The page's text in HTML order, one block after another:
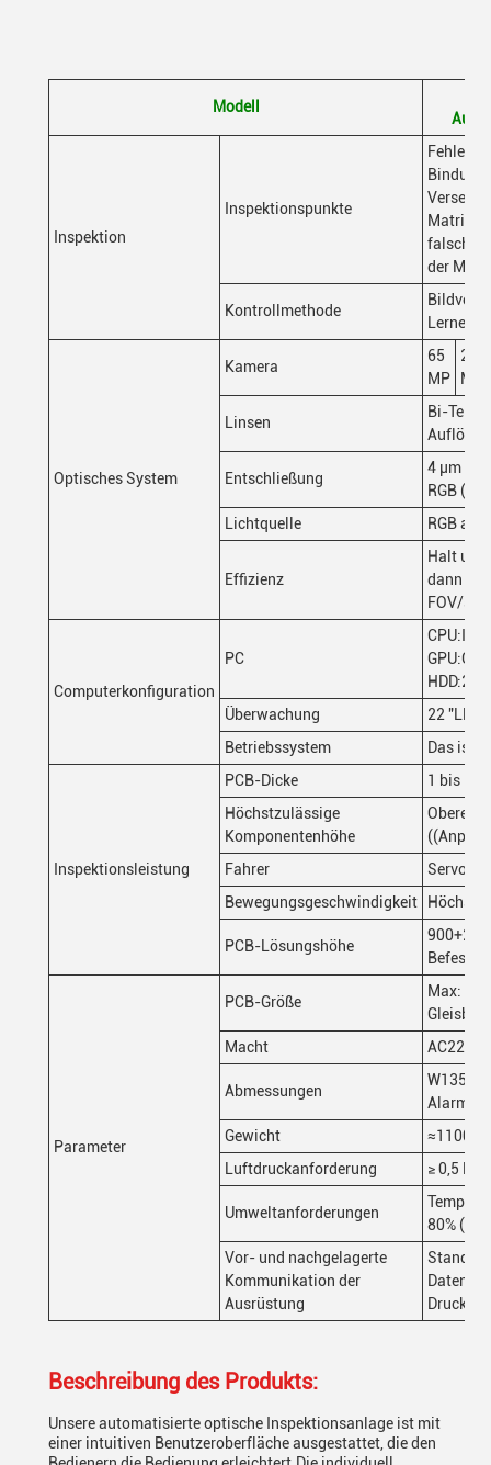
Modell
Inspektion
Inspektionspunkte
Matrize,
falsche
der
Kontrollmethode
Lernen
Optisches System
Kamera
65
MP
25
MP
Linsen
Bi-
Entschließung
4 μm
RGB
Lichtquelle
RGB
Effizienz
Halt und
dann
FOV/s
Computerkonfiguration
PC
HDD:2T
Überwachung
22 "LED
Betriebssystem
Das ist
Inspektionsleistung
PCB-Dicke
1 bis 5
Höchstzulässige
Komponentenhöhe
Oberer
Fahrer
Bewegungsgeschwindigkeit
PCB-Lösungshöhe
Parameter
PCB-Größe
Max:
Macht
Abmessungen
Gewicht
≈1100KG
Luftdruckanforderung
≥ 0,5
Umweltanforderungen
80%
Vor- und nachgelagerte
Kommunikation der
Ausrüstung
Beschreibung des Produkts:
Unsere automatisierte optische Inspektionsanlage ist mit
einer intuitiven Benutzeroberfläche ausgestattet, die den